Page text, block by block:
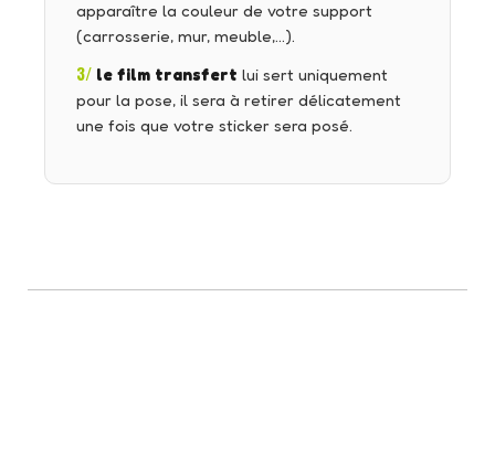
apparaître la couleur de votre support
(carrosserie, mur, meuble,…).
3/ le film transfert lui sert uniquement
pour la pose, il sera à retirer délicatement
une fois que votre sticker sera posé.